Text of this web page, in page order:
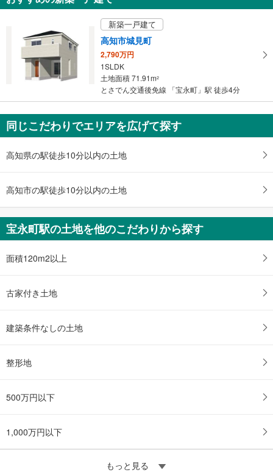
を
マ
イ
ペ
ー
に
存
す
る
新築一戸建て
高知市城見町
2,790万円
1SLDK
土地面積 71.91m2
とさでん交通後免線 「宝永町」駅 徒歩4分
同じこだわりでエリアを広げて探す
高知県の駅徒歩10分以内の土地
高知市の駅徒歩10分以内の土地
宝永町駅の土地を他のこだわりから探す
面積120m2以上
古家付き土地
建築条件なしの土地
整形地
500万円以下
1,000万円以下
もっと見る